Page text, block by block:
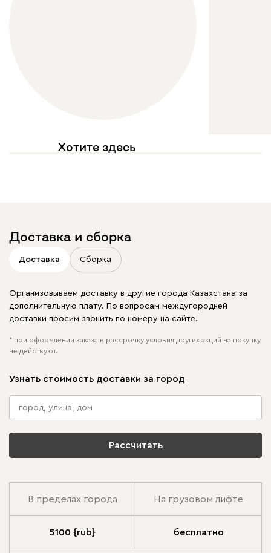
Хотите здесь
Доставка и сборка
Доставка Сборка
Организовываем доставку в другие города Казахстана за
дополнительную плату. По вопросам междугородней
доставки просим звонить по номеру на сайте.
* при оформлении заказа в рассрочку условия других акций на покупку
не действуют.
Узнать стоимость доставки за город
Рассчитать
В пределах города На грузовом лифте
5100 {rub} бесплатно